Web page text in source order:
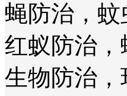
蝇防治，
红蚁防治
生物防治